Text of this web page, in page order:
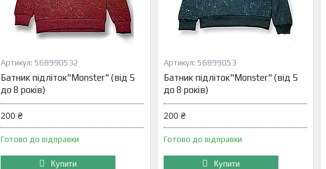
568990532
Батник підліток"Monster" (від 5
до 8 років)
200 ₴
Готово до відправки
Купити
56899053
Батник підліток"Monster" (від 5
до 8 років)
200 ₴
Готово до відправки
Купити